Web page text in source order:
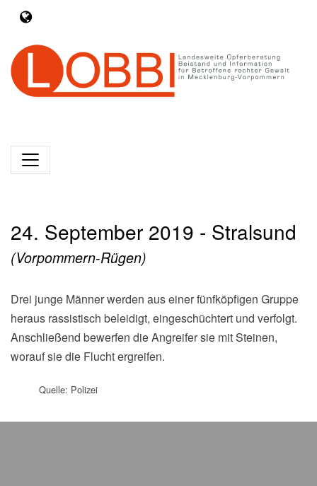
24. September 2019 - Stralsund
(Vorpommern-Rügen)
Drei junge Männer werden aus einer fünfköpfigen Gruppe
heraus rassistisch beleidigt, eingeschüchtert und verfolgt.
Anschließend bewerfen die Angreifer sie mit Steinen,
worauf sie die Flucht ergreifen.
Quelle: Polizei